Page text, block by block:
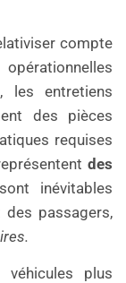
compte
les entretiens
des pièces
requises
des
inévitables
passagers,
plus